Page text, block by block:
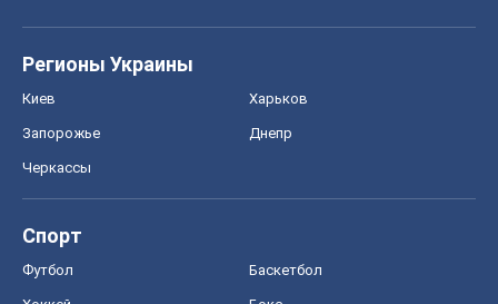
Регионы Украины
Киев Харьков
Запорожье Днепр
Черкассы
Спорт
Футбол Баскетбол